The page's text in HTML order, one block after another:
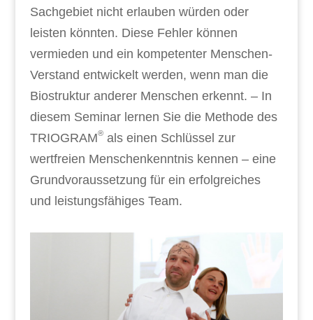
Sachgebiet nicht erlauben würden oder
leisten könnten. Diese Fehler können
vermieden und ein kompetenter Menschen-
Verstand entwickelt werden, wenn man die
Biostruktur anderer Menschen erkennt. – In
diesem Seminar lernen Sie die Methode des
TRIOGRAM®als einen Schlüssel zur
wertfreien Menschenkenntnis kennen – eine
Grundvoraussetzung für ein erfolgreiches
und leistungsfähiges Team.